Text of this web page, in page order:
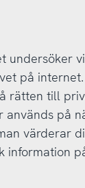
undersöker
på
rätten till
används på
värderar
information